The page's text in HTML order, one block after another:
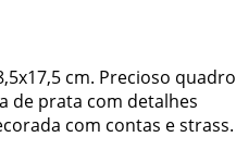
cm. Precioso quadro
de prata com detalhes
com contas e strass.